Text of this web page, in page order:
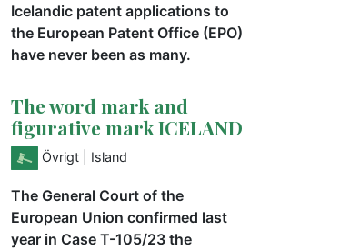
Icelandic patent applications to
the European Patent Office (EPO)
have never been as many.
The word mark and
figurative mark ICELAND
Övrigt | Island
The General Court of the
European Union confirmed last
year in Case T-105/23 the